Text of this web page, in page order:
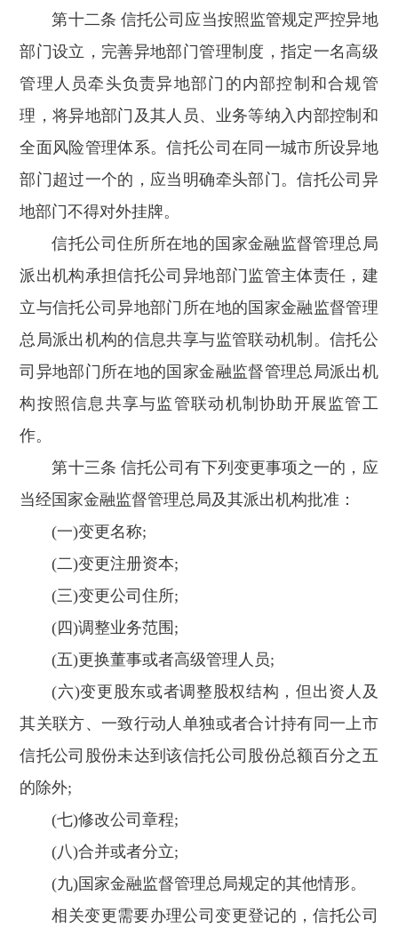
第十二条 信托公司应当按照监管规定严控异地
部门设立，完善异地部门管理制度，指定一名高级
管理人员牵头负责异地部门的内部控制和合规管
理，将异地部门及其人员、业务等纳入内部控制和
全面风险管理体系。信托公司在同一城市所设异地
部门超过一个的，应当明确牵头部门。信托公司异
地部门不得对外挂牌。
信托公司住所所在地的国家金融监督管理总局
派出机构承担信托公司异地部门监管主体责任，建
立与信托公司异地部门所在地的国家金融监督管理
总局派出机构的信息共享与监管联动机制。信托公
司异地部门所在地的国家金融监督管理总局派出机
构按照信息共享与监管联动机制协助开展监管工
作。
第十三条 信托公司有下列变更事项之一的，应
当经国家金融监督管理总局及其派出机构批准：
(一)变更名称;
(二)变更注册资本;
(三)变更公司住所;
(四)调整业务范围;
(五)更换董事或者高级管理人员;
(六)变更股东或者调整股权结构，但出资人及
其关联方、一致行动人单独或者合计持有同一上市
信托公司股份未达到该信托公司股份总额百分之五
的除外;
(七)修改公司章程;
(八)合并或者分立;
(九)国家金融监督管理总局规定的其他情形。
相关变更需要办理公司变更登记的，信托公司